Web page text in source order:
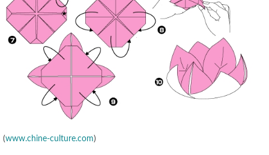
(www.chine-culture.com)